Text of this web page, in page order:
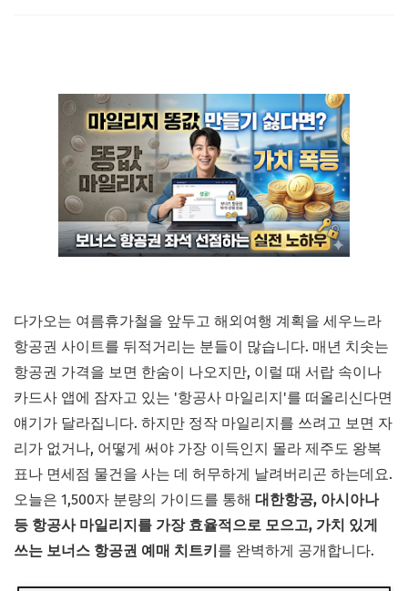
다가오는 여름휴가철을 앞두고 해외여행 계획을 세우느라
항공권 사이트를 뒤적거리는 분들이 많습니다. 매년 치솟는
항공권 가격을 보면 한숨이 나오지만, 이럴 때 서랍 속이나
카드사 앱에 잠자고 있는 '항공사 마일리지'를 떠올리신다면
얘기가 달라집니다. 하지만 정작 마일리지를 쓰려고 보면 자
리가 없거나, 어떻게 써야 가장 이득인지 몰라 제주도 왕복
표나 면세점 물건을 사는 데 허무하게 날려버리곤 하는데요.
오늘은 1,500자 분량의 가이드를 통해 대한항공, 아시아나
등 항공사 마일리지를 가장 효율적으로 모으고, 가치 있게
쓰는 보너스 항공권 예매 치트키를 완벽하게 공개합니다.